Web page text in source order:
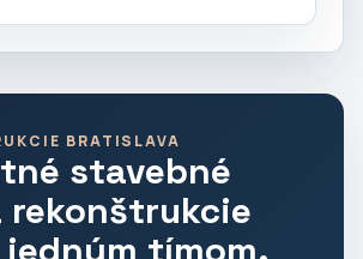
BRATISLAVA
stavebné
rekonštrukcie